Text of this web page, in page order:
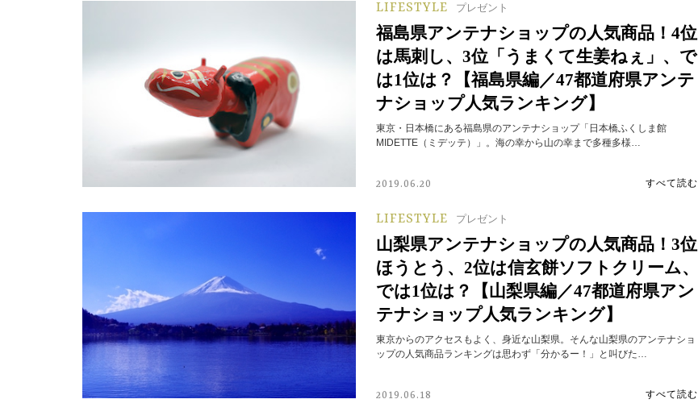
LIFESTYLE プレゼント
福島県アンテナショップの人気商品！4位
は馬刺し、3位「うまくて生姜ねぇ」、で
は1位は？【福島県編／47都道府県アンテ
ナショップ人気ランキング】
東京・日本橋にある福島県のアンテナショップ「日本橋ふくしま館
MIDETTE（ミデッテ）」。海の幸から山の幸まで多種多様…
2019.06.20 すべて読む
LIFESTYLE プレゼント
山梨県アンテナショップの人気商品！3位
ほうとう、2位は信玄餅ソフトクリーム、
では1位は？【山梨県編／47都道府県アン
テナショップ人気ランキング】
東京からのアクセスもよく、身近な山梨県。そんな山梨県のアンテナショ
ップの人気商品ランキングは思わず「分かるー！」と叫びた…
2019.06.18 すべて読む